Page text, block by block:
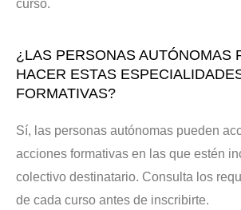
curso.
¿LAS PERSONAS AUTÓNOMAS
HACER ESTAS
FORMATIVAS?
Sí, las personas autónomas pueden
acciones formativas en las que estén
colectivo destinatario. Consulta los
de cada curso antes de inscribirte.